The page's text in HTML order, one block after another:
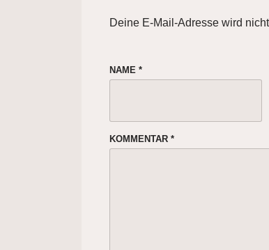
Deine E-Mail-Adresse wird
NAME *
KOMMENTAR *